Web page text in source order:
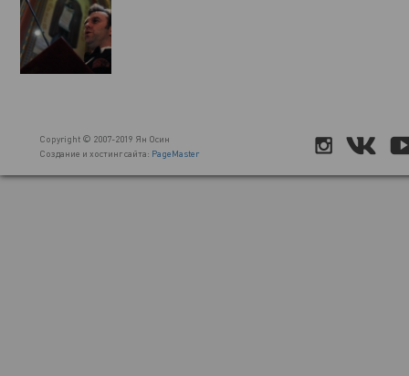
Copyright © 2007-2019 Ян Осин
Создание и хостинг сайта: PageMaster